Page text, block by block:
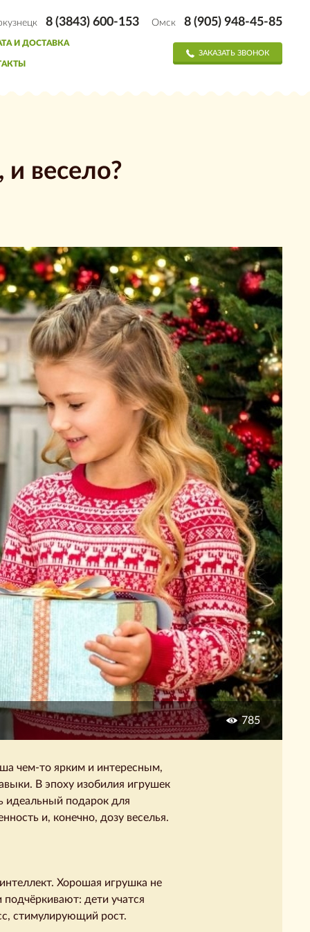
И ДОСТАВКА
8 (3843) 600-153 Омск 8 (905) 948-45-85
ЗАКАЗАТЬ ЗВОНОК
весело?
785
чем-то ярким и интересным,
В эпоху изобилия игрушек
идеальный подарок для
и, конечно, дозу веселья.
Хорошая игрушка не
дети учатся
стимулирующий рост.